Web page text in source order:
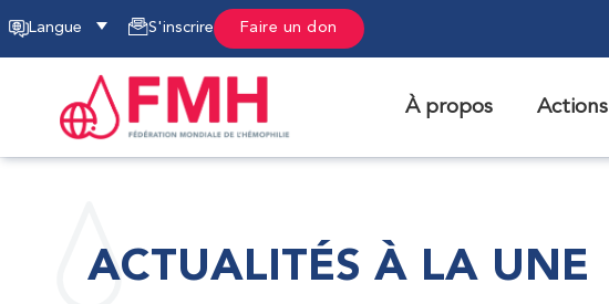
Langue S'inscrire Faire un don
À propos Actions
ACTUALITÉS À LA UNE